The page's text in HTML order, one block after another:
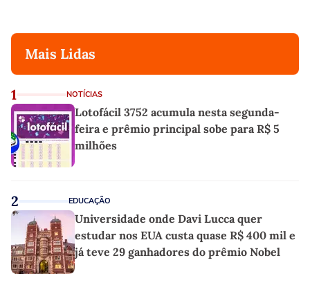
Mais Lidas
1 NOTÍCIAS
Lotofácil 3752 acumula nesta segunda-
feira e prêmio principal sobe para R$ 5
milhões
2 EDUCAÇÃO
Universidade onde Davi Lucca quer
estudar nos EUA custa quase R$ 400 mil e
já teve 29 ganhadores do prêmio Nobel